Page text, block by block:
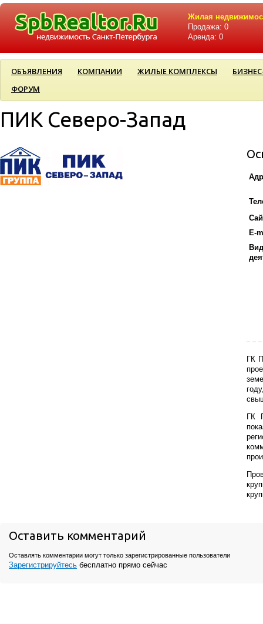
Жилая
Продажа: 0
Аренда: 0
ОБЪЯВЛЕНИЯ КОМПАНИИ ЖИЛЫЕ КОМПЛЕКСЫ
ФОРУМ
ПИК Северо-Запад
E-
ГК
ГК
Оставить комментарий
Оставлять комментарии могут только зарегистрированные пользователи
Зарегистрируйтесь бесплатно прямо сейчас